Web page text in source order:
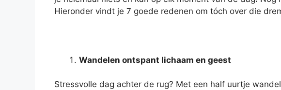
Hieronder vindt je 7 goede redenen om tóch over die
Wandelen ontspant lichaam en geest
Stressvolle dag achter de rug? Met een half uurtje